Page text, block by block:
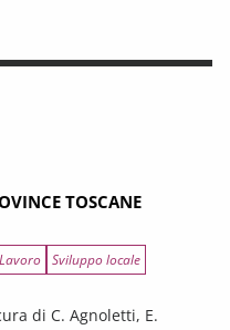
DEL PNRR – Andamento
TOSCANE
Lavoro Sviluppo locale
di C. Agnoletti, E.